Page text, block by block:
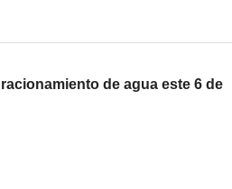
de agua este 6 de